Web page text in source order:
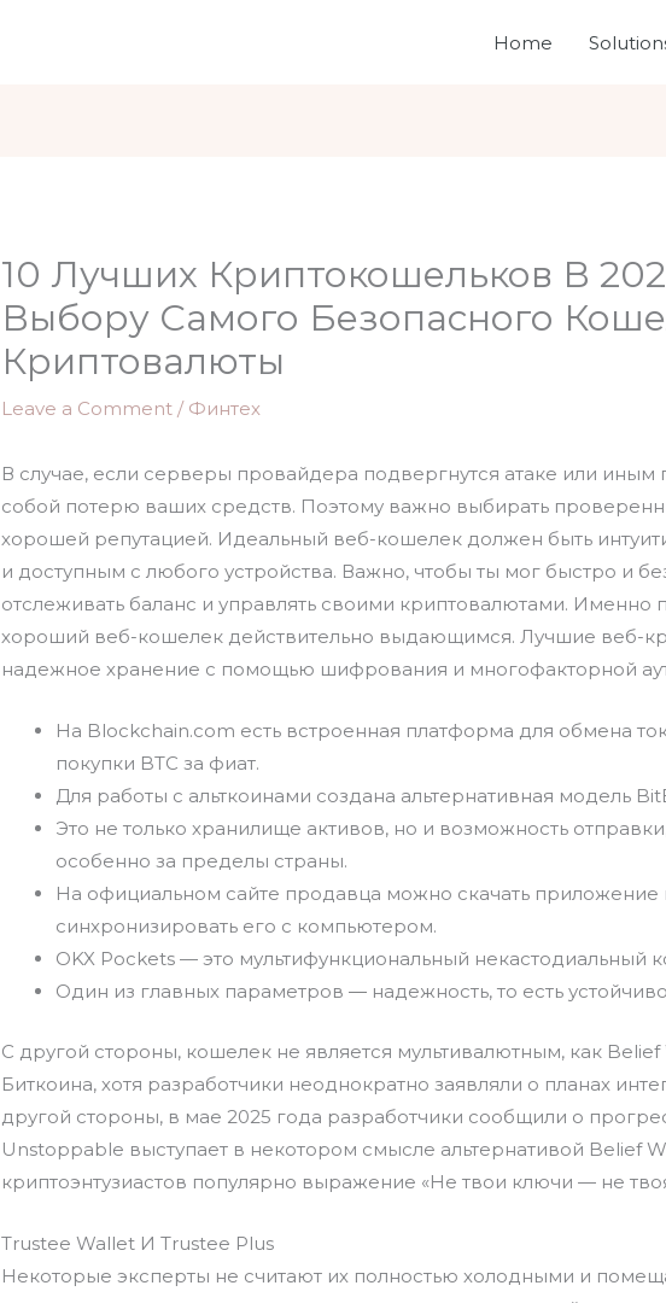
Home
10 Лучших Криптокошельков В
Выбору Самого Безопасного
Криптовалюты
Leave a Comment / Финтех
В случае, если серверы провайдера подвергнутся атаке или иным
собой потерю ваших средств. Поэтому важно выбирать
хорошей репутацией. Идеальный веб-кошелек должен быть
и доступным с любого устройства. Важно, чтобы ты мог быстро и
отслеживать баланс и управлять своими криптовалютами. Именно
хороший веб-кошелек действительно выдающимся. Лучшие веб-
надежное хранение с помощью шифрования и многофакторной
На Blockchain.com есть встроенная платформа для обмена
покупки BTC за фиат.
Для работы с альткоинами создана альтернативная модель
Это не только хранилище активов, но и возможность
особенно за пределы страны.
На официальном сайте продавца можно скачать приложение
синхронизировать его с компьютером.
OKX Pockets — это мультифункциональный некастодиальный
Один из главных параметров ― надежность, то есть
С другой стороны, кошелек не является мультивалютным, как
Биткоина, хотя разработчики неоднократно заявляли о планах
другой стороны, в мае 2025 года разработчики сообщили о
Unstoppable выступает в некотором смысле альтернативой Belief
криптоэнтузиастов популярно выражение «Не твои ключи — не
Trustee Wallet И Trustee Plus
Некоторые эксперты не считают их полностью холодными и